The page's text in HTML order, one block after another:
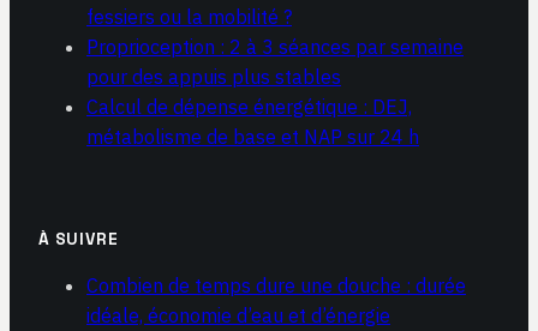
fessiers ou la mobilité ?
Proprioception : 2 à 3 séances par semaine
pour des appuis plus stables
Calcul de dépense énergétique : DEJ,
métabolisme de base et NAP sur 24 h
À SUIVRE
Combien de temps dure une douche : durée
idéale, économie d’eau et d’énergie